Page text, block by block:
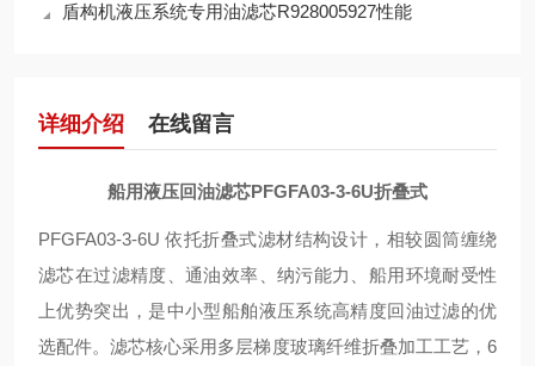
盾构机液压系统专用油滤芯R928005927性能
详细介绍 在线留言
船用液压回油滤芯PFGFA03-3-6U折叠式
PFGFA03-3-6U 依托折叠式滤材结构设计，相较圆筒缠绕
滤芯在过滤精度、通油效率、纳污能力、船用环境耐受性
上优势突出，是中小型船舶液压系统高精度回油过滤的优
选配件。滤芯核心采用多层梯度玻璃纤维折叠加工工艺，6